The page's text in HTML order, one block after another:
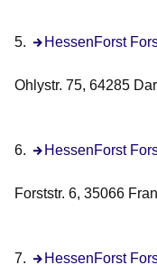
5. HessenForst
Ohlystr. 75, 64285
6. HessenForst
Öffnet sich in
Forststr. 6, 35066
7. HessenForst
Öffnet sich in